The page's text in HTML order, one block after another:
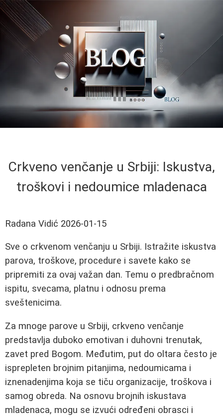
Crkveno venčanje u Srbiji: Iskustva,
troškovi i nedoumice mladenaca
Radana Vidić 2026-01-15
Sve o crkvenom venčanju u Srbiji. Istražite iskustva
parova, troškove, procedure i savete kako se
pripremiti za ovaj važan dan. Temu o predbračnom
ispitu, svecama, platnu i odnosu prema
sveštenicima.
Za mnoge parove u Srbiji, crkveno venčanje
predstavlja duboko emotivan i duhovni trenutak,
zavet pred Bogom. Međutim, put do oltara često je
isprepleten brojnim pitanjima, nedoumicama i
iznenadenjima koja se tiču organizacije, troškova i
samog obreda. Na osnovu brojnih iskustava
mladenaca, mogu se izvući određeni obrasci i